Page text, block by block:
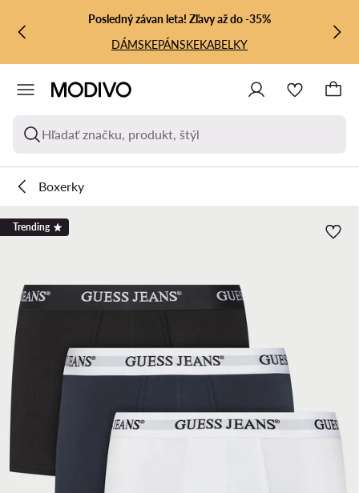
PREJSŤ NA HLAVNÝ OBSAH
PREJSŤ NA VYHĽADÁVANIE
Posledný závan leta! Zľavy až do -35%
DÁMSKEPÁNSKEKABELKY
Hľadať značku, produkt, štýl
Boxerky
Trending